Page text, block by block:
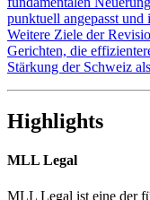
punktuell angepasst und
Weitere Ziele der
Gerichten, die
Stärkung der Schweiz
Highlights
MLL Legal
MLL Legal ist eine der